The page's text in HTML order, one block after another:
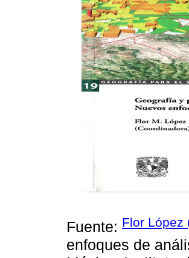
Fuente: Flor López
enfoques de